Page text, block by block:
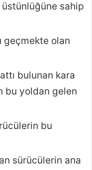
sahip
geçmekte olan
bulunan kara
bu yoldan gelen
bu
sürücülerin ana